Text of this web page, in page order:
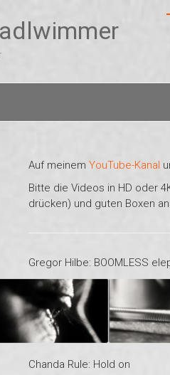
Auf meinem YouTube-Kanal
Bitte die Videos in HD oder
drücken) und guten Boxen
Gregor Hilbe: BOOMLESS
Chanda Rule: Hold on